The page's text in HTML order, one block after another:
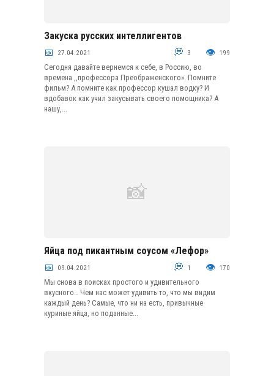
Закуски из рыбы и морепродуктов
Закуска русских интеллигентов
27.04.2021 3 199
Сегодня давайте вернемся к себе, в Россию, во
времена ,,профессора Преображенского». Помните
фильм? А помните как профессор кушал водку? И
вдобавок как учил закусывать своего помощника? А
нашу,...
Закуски из яиц
Яйца под пикантным соусом «Лефор»
09.04.2021 1 170
Мы снова в поисках простого и удивительного
вкусного… Чем нас может удивить то, что мы видим
каждый день? Самые, что ни на есть, привычные
куриные яйца, но поданные...